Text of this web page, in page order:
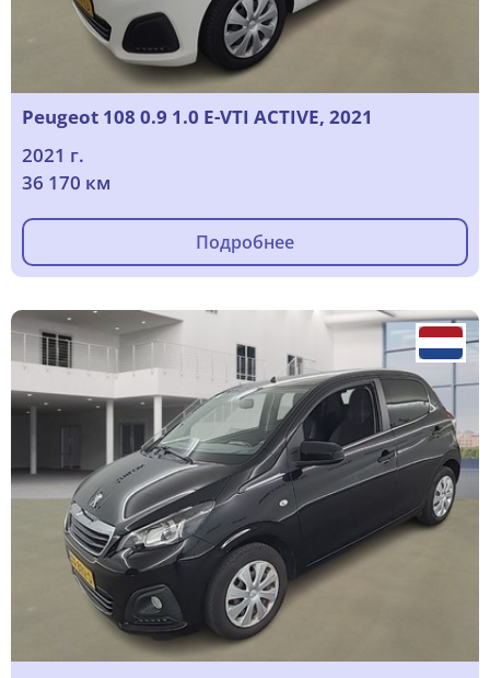
Peugeot 108 0.9 1.0 E-VTI ACTIVE, 2021
2021 г.
36 170 км
Подробнее